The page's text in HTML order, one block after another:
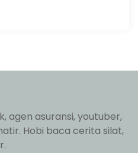
agen asuransi, youtuber,
Hobi baca cerita silat,